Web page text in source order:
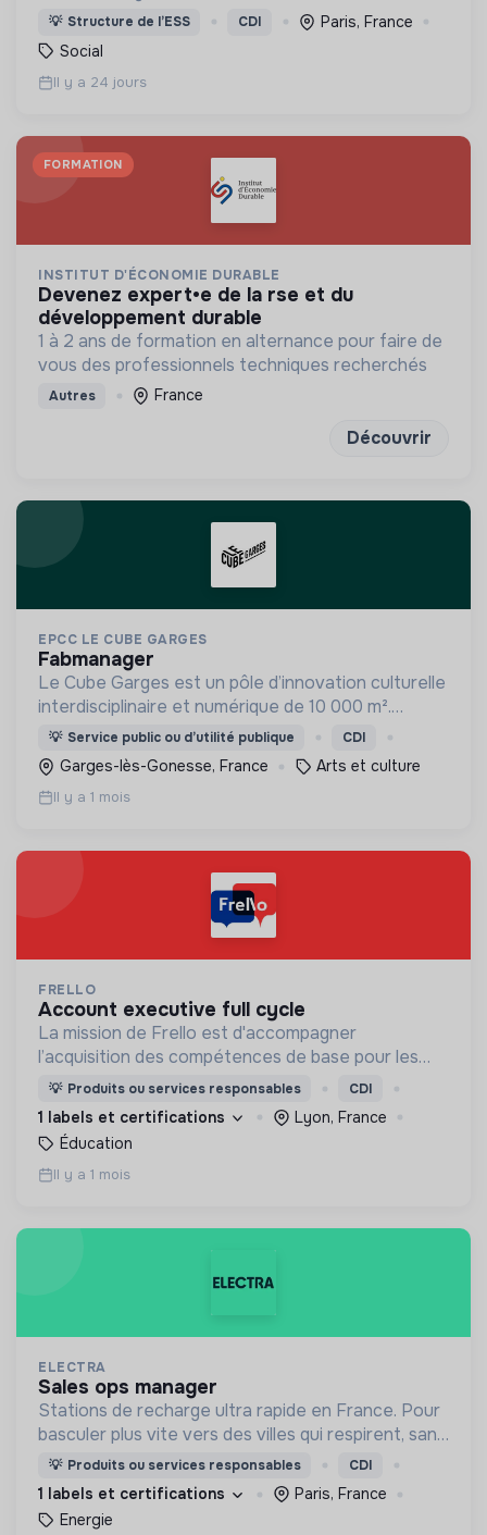
déployer un ensemble d’actions cohérentes pour
lutter contre l’exclusion.
💡 Structure de l’ESS CDI
Paris, France
Social
Il y a 24 jours
FORMATION
INSTITUT D'ÉCONOMIE DURABLE
devenez expert•e de la rse et du
développement durable
1 à 2 ans de formation en alternance pour faire de
vous des professionnels techniques recherchés
Autres France
Découvrir
EPCC LE CUBE GARGES
fabmanager
Le Cube Garges est un pôle d’innovation culturelle
interdisciplinaire et numérique de 10 000 m².
Moteur du renouveau créatif, il allie découverte,
pratique, formation et participation.
💡 Service public ou d’utilité publique CDI
Garges-lès-Gonesse, France Arts et culture
Il y a 1 mois
FRELLO
account executive full cycle
La mission de Frello est d'accompagner
l’acquisition des compétences de base pour les
plus précaires.
💡 Produits ou services responsables CDI
1 labels et certifications
Lyon, France
Éducation
Il y a 1 mois
ELECTRA
sales ops manager
Stations de recharge ultra rapide en France. Pour
basculer plus vite vers des villes qui respirent, sans
CO₂ et sans bruit.
💡 Produits ou services responsables CDI
1 labels et certifications
Paris, France
Energie